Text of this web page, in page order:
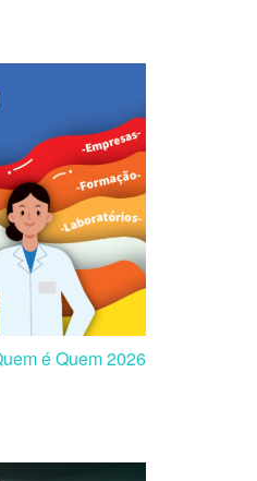
é Quem 2026